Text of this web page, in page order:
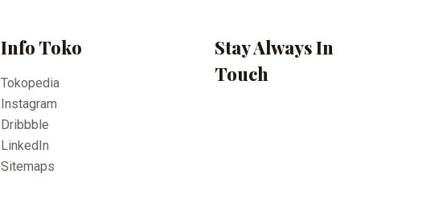
Info Toko
Tokopedia
Instagram
Dribbble
LinkedIn
Sitemaps
Stay Always In
Touch